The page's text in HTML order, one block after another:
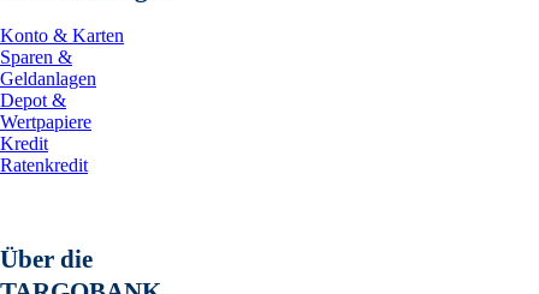
Konto & Karten
Sparen &
Geldanlagen
Depot &
Wertpapiere
Kredit
Ratenkredit
Über die